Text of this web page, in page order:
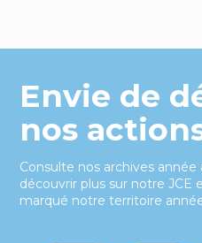
Envie de
nos
Consulte nos archives
découvrir plus sur notre JCE
marqué notre territoire